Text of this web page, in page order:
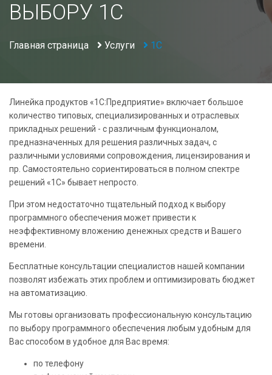
ВЫБОРУ 1C
Главная страница Услуги 1С
Линейка продуктов «1С:Предприятие» включает большое
количество типовых, специализированных и отраслевых
прикладных решений - с различным функционалом,
предназначенных для решения различных задач, с
различными условиями сопровождения, лицензирования и
пр. Самостоятельно сориентироваться в полном спектре
решений «1С» бывает непросто.
При этом недостаточно тщательный подход к выбору
программного обеспечения может привести к
неэффективному вложению денежных средств и Вашего
времени.
Бесплатные консультации специалистов нашей компании
позволят избежать этих проблем и оптимизировать бюджет
на автоматизацию.
Мы готовы организовать профессиональную консультацию
по выбору программного обеспечения любым удобным для
Вас способом в удобное для Вас время:
по телефону